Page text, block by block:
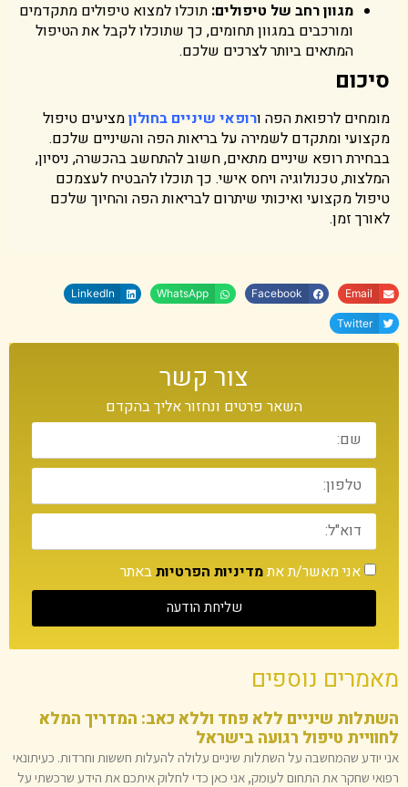
מגוון רחב של טיפולים: תוכלו למצוא טיפולים מתקדמים
ומורכבים במגוון תחומים, כך שתוכלו לקבל את הטיפול
המתאים ביותר לצרכים שלכם.
סיכום
מומחים לרפואת הפה ורופאי שיניים בחולוןמציעים טיפול
מקצועי ומתקדם לשמירה על בריאות הפה והשיניים שלכם.
בבחירת רופא שיניים מתאים, חשוב להתחשב בהכשרה, ניסיון,
המלצות, טכנולוגיה ויחס אישי. כך תוכלו להבטיח לעצמכם
טיפול מקצועי ואיכותי שיתרום לבריאות הפה והחיוך שלכם
לאורך זמן.
Email
Facebook
WhatsApp
LinkedIn
Twitter
צור קשר
השאר פרטים ונחזור אליך בהקדם
אני מאשר/ת אתמדיניות הפרטיותבאתר
שליחת הודעה
מאמרים נוספים
השתלות שיניים ללא פחד וללא כאב: המדריך המלא
לחוויית טיפול רגועה בישראל
אני יודע שהמחשבה על השתלות שיניים עלולה להעלות חששות וחרדות. כעיתונאי
רפואי שחקר את התחום לעומק, אני כאן כדי לחלוק איתכם את הידע שרכשתי על